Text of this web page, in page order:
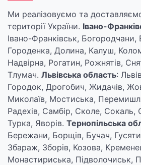
Ми реалізовуємо та
території України. Івано-
Івано-Франківськ, Богородчани,
Городенка, Долина, Калуш,
Надвірна, Рогатин, Рожнятів,
Тлумач. Львівська область:
Городок, Дрогобич, Жидачів,
Миколаїв, Мостиська,
Радехів, Самбір, Сколе, Сокаль,
Турка, Яворів. Тернопільська
Бережани, Борщів, Бучач,
Збараж, Зборів, Козова,
Монастириська, Підволочиськ,